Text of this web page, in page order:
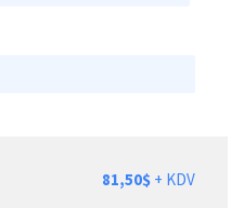
81,50$ + KDV